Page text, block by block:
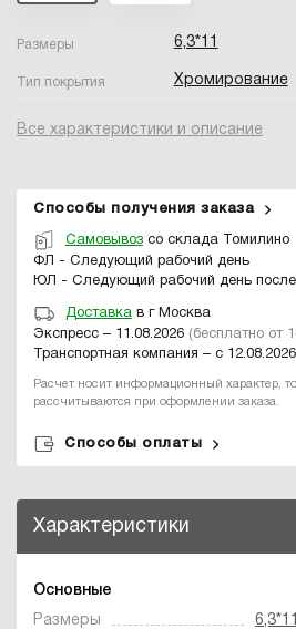
Размеры 6,3*11
Тип покрытия Хромирование
Все характеристики и описание
Способы получения заказа
Самовывоз со склада Томилино
ФЛ - Следующий рабочий день
ЮЛ - Следующий рабочий день
Доставка в г Москва
Экспресс – 11.08.2026 (бесплатно от
Транспортная компания – с 12.08.2026
Расчет носит информационный характер,
рассчитываются при оформлении заказа.
Способы оплаты
Характеристики
Основные
Размеры
6,3*11